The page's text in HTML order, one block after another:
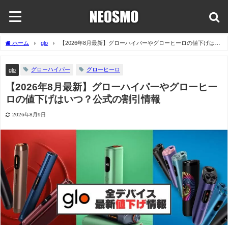
ホーム glo
【2026年8月最新】グローハイパーやグローヒーロの値下げはい
glo グローハイパー グローヒーロ
【2026年8月最新】グローハイパーやグローヒー
ロの値下げはいつ？公式の割引情報
2026年8月9日